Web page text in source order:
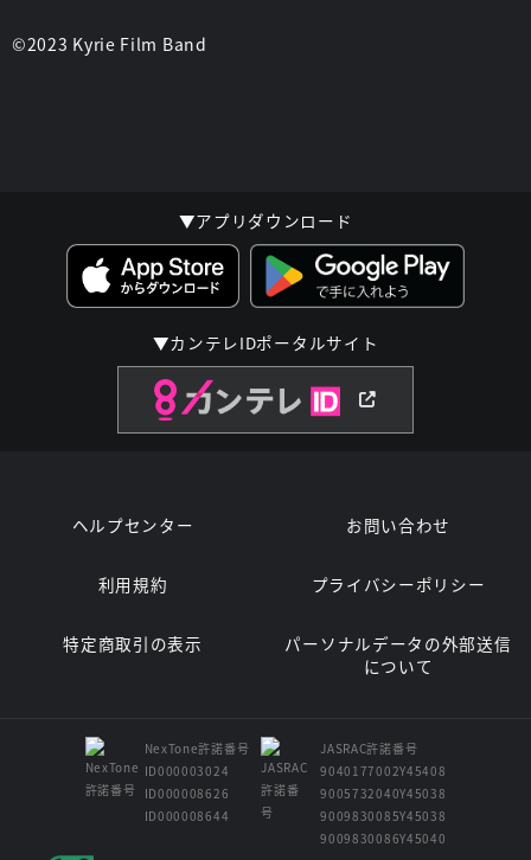
©2023 Kyrie Film Band
▼アプリダウンロード
▼カンテレIDポータルサイト
ヘルプセンター お問い合わせ
利用規約 プライバシーポリシー
特定商取引の表示
パーソナルデータの外部送信
について
NexTone許諾番号
ID000003024
ID000008626
ID000008644
JASRAC許諾番号
9040177002Y45408
9005732040Y45038
9009830085Y45038
9009830086Y45040